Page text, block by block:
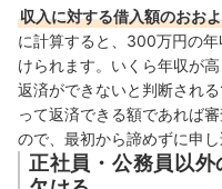
収入に対する借入額のおお
に計算すると、300万円の
けられます。いくら年収が
返済ができないと判断され
って返済できる額であれば
ので、最初から諦めずに申し
正社員・公務員以